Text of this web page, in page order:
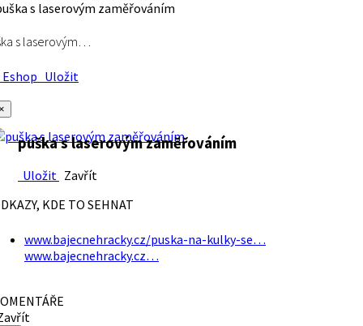
s laserovým…
Uložit
puška s laserovým zaměřováním
Uložit Zavřít
KDE TO SEHNAT
www.bajecnehracky.cz/puska-na-kulky-se…
www.bajecnehracky.cz…